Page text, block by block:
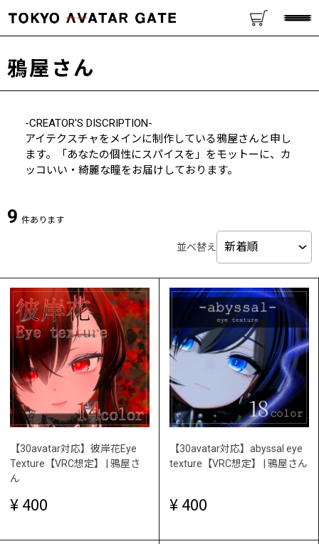
鴉屋さん
-CREATOR'S DISCRIPTION-
アイテクスチャをメインに制作している鴉屋さんと申し
ます。「あなたの個性にスパイスを」をモットーに、カ
ッコいい・綺麗な瞳をお届けしております。
9 件あります
並べ替え
【30avatar対応】彼岸花Eye
Texture【VRC想定】 | 鴉屋さ
ん
400
【30avatar対応】abyssal eye
texture【VRC想定】 | 鴉屋さん
400